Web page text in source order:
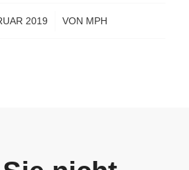
2019
/ VON MPH